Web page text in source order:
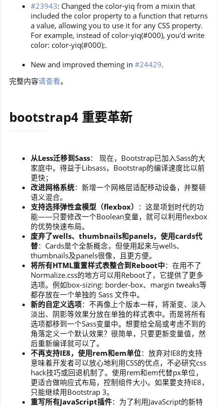
#23943: Changed the color-yiq from a mixin that
included the color property to a function that returns
a value, allowing you to use it for any CSS property.
For example, instead of color-yiq(#000), you'd write
color: color-yiq(#000);.
New and improved theming in #24429.
完整内容请查看。
bootstrap4 重要革新
从Less迁移到Sass： 现在，Bootstrap已加入Sass的大
家庭中。得益于Libsass，Bootstrap的编译速度比以前
更快；
改进网格系统：新增一个网格层适配移动设备，并整顿
语义混合。
支持选择弹性盒模型（flexbox） ：这是项划时代的功
能——只要修改一个Boolean变量，就可以利用flexbox
的优势快速布局。
废弃了wells、thumbnails和panels，使用cards代
替：Cards是个全新概念，但使用起来与wells、
thumbnails及panels很像，且更方便。
将所有HTML重置样式表整合到Reboot中：在用不了
Normalize.css的地方可以用Reboot了，它提供了更多
选项。例如box-sizing: border-box、margin tweaks等
都存放在一个单独的 Sass 文件中。
新的自定义选项：不再像上个版本一样，将渐变、淡入
淡出、阴影等效果分放在单独的样式表中。而是将所有
选项都移到一个Sass变量中。想要给全局或考虑不到的
角落定义一个默认效果？很简单，只要更新变量值，然
后重新编译就可以了。
不再支持IE8，使用rem和em单位：放弃对IE8的支持
意味着开发者可以放心地利用CSS的优点，不必研究css
hack技巧或回退机制了。使用rem和em代替px单位，
更适合做响应式布局，控制组件大小。如果要支持IE8，
只能继续用Bootstrap 3。
重写所有JavaScript插件：为了利用JavaScript的新特